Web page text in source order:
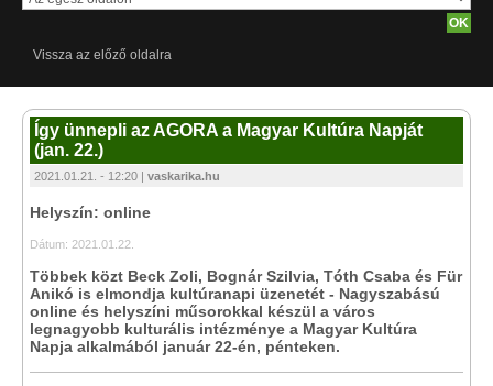
Vissza az előző oldalra
Így ünnepli az AGORA a Magyar Kultúra Napját
(jan. 22.)
2021.01.21. - 12:20 | vaskarika.hu
Helyszín: online
Dátum: 2021.01.22.
Többek közt Beck Zoli, Bognár Szilvia, Tóth Csaba és Für
Anikó is elmondja kultúranapi üzenetét - Nagyszabású
online és helyszíni műsorokkal készül a város
legnagyobb kulturális intézménye a Magyar Kultúra
Napja alkalmából január 22-én, pénteken.